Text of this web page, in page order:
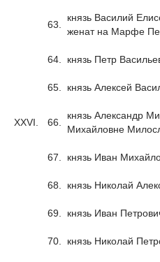
63.
князь Василий
женат на Марфе
XXVI.
64. князь Петр
65. князь Алексей
66.
князь Александр
Михайловне
67. князь Иван
68. князь Николай
69. князь Иван
70. князь Николай